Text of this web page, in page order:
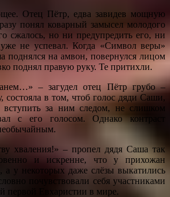
Отец Пётр, едва завидев мощную
понял коварный замысел молодого
сжалось, но ни предупредить его, ни
не успевал. Когда «Символ веры»
поднялся на амвон, повернулся лицом
поднял правую руку. Те притихли.
– загудел отец Пётр грубо –
состояла в том, чтоб голос дяди Саши,
вступить за ним следом, не слишком
с его голосом. Однако контраст
хваления!» – пропел дядя Саша так
и искренне, что у прихожан
а у некоторых даже слёзы выкатились
почувствовали себя участниками
первой Евхаристии в мире.